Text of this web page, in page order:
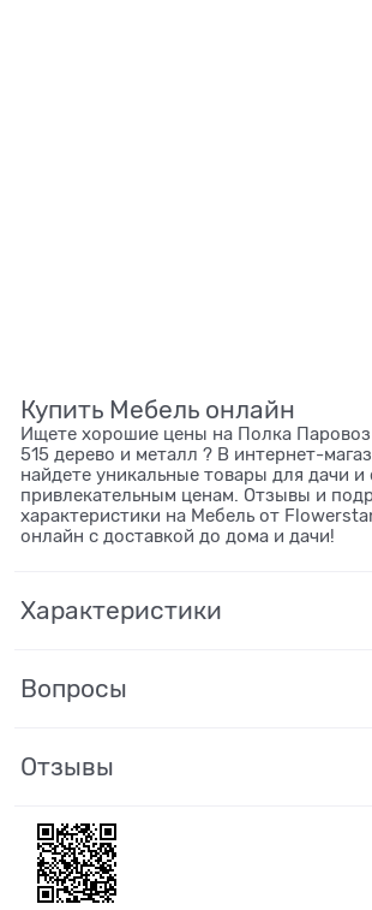
Купить Мебель онлайн
Ищете хорошие цены на Полка
515 дерево и металл ? В интернет-
найдете уникальные товары для дачи и
привлекательным ценам. Отзывы и
характеристики на Мебель от
онлайн с доставкой до дома и дачи!
Характеристики
Вопросы
Отзывы